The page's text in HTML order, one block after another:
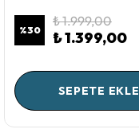
%30
₺ 1.999,00
₺ 1.399,00
SEPETE EKLE